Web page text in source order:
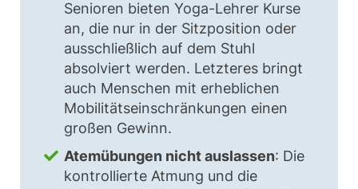
Senioren bieten Yoga-Lehrer Kurse
an, die nur in der Sitzposition oder
ausschließlich auf dem Stuhl
absolviert werden. Letzteres bringt
auch Menschen mit erheblichen
Mobilitätseinschränkungen einen
großen Gewinn.
Atemübungen nicht auslassen: Die
kontrollierte Atmung und die